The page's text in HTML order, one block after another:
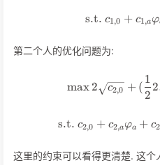
s.t.c1,0 + c1,a φ
第二个人的优化问题为:
max 2 c2,0 + (
2
1
2
s.t.c2,0 + c2,a φa + c2
这里的约束可以看得更清楚. 这